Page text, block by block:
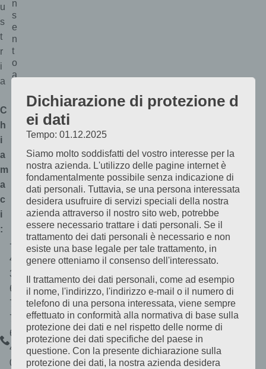
u
s
t
r
i
a
C
h
i
a
m
a
c
i
:
C
+
4
3
6
7
7
6
4
0
n
s
e
n
t
o
a
Dichiarazione di protezione d
ei dati
Tempo: 01.12.2025
Siamo molto soddisfatti del vostro interesse per la
nostra azienda. L'utilizzo delle pagine internet è
fondamentalmente possibile senza indicazione di
dati personali. Tuttavia, se una persona interessata
desidera usufruire di servizi speciali della nostra
azienda attraverso il nostro sito web, potrebbe
essere necessario trattare i dati personali. Se il
trattamento dei dati personali è necessario e non
esiste una base legale per tale trattamento, in
genere otteniamo il consenso dell'interessato.
Il trattamento dei dati personali, come ad esempio
il nome, l'indirizzo, l'indirizzo e-mail o il numero di
telefono di una persona interessata, viene sempre
effettuato in conformità alla normativa di base sulla
protezione dei dati e nel rispetto delle norme di
protezione dei dati specifiche del paese in
questione. Con la presente dichiarazione sulla
protezione dei dati, la nostra azienda desidera